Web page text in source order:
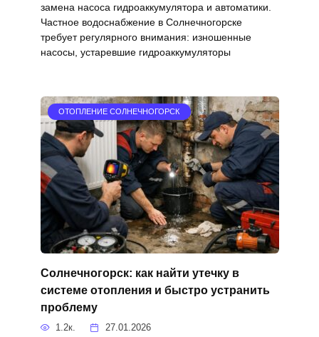
замена насоса гидроаккумулятора и автоматики.
Частное водоснабжение в Солнечногорске
требует регулярного внимания: изношенные
насосы, устаревшие гидроаккумуляторы
ОТОПЛЕНИЕ СОЛНЕЧНОГОРСК
Солнечногорск: как найти утечку в
системе отопления и быстро устранить
проблему
1.2к. 27.01.2026